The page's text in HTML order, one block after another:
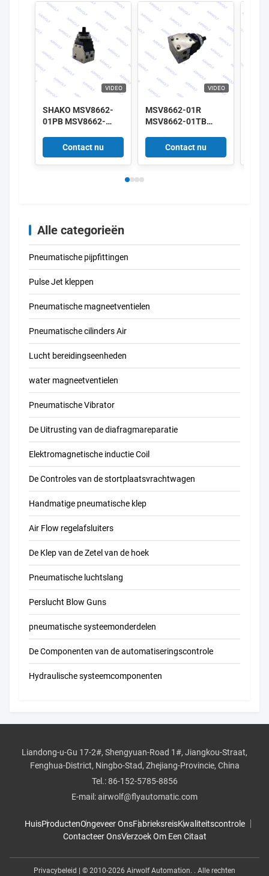
VIDEO
SHAKO MSV8662-
01PB MSV8662-
01PPL MSV8662-
01EB 3/2 manier
Mechanische klep
Contact nu
VIDEO
MSV8662-01R
MSV8662-01TB
MSV8662-01RL
SHAKO 3/2 weg
Mechanische Klep
Contact nu
Alle categorieën
Pneumatische pijpfittingen
Pulse Jet kleppen
Pneumatische magneetventielen
Pneumatische cilinders Air
Lucht bereidingseenheden
water magneetventielen
Pneumatische Vibrator
De Uitrusting van de diafragmareparatie
Elektromagnetische inductie Coil
De Controles van de stortplaatsvrachtwagen
Handmatige pneumatische klep
Air Flow regelafsluiters
De Klep van de Zetel van de hoek
Pneumatische luchtslang
Perslucht Blow Guns
pneumatische systeemonderdelen
De Componenten van de automatiseringscontrole
Hydraulische systeemcomponenten
Liandong-u-Gu 17-2#, Shengyuan-Road 1#, Jiangkou-Straat,
Fenghua-District, Ningbo-Stad, Zhejiang-Provincie, China
Tel.:86-152-5785-8856
E-mail:airwolf@flyautomatic.com
HuisProductenOngeveer OnsFabrieksreisKwaliteitscontrole
Contacteer OnsVerzoek Om Een Citaat
Privacybeleid | © 2010-2026 Airwolf Automation. . Alle rechten